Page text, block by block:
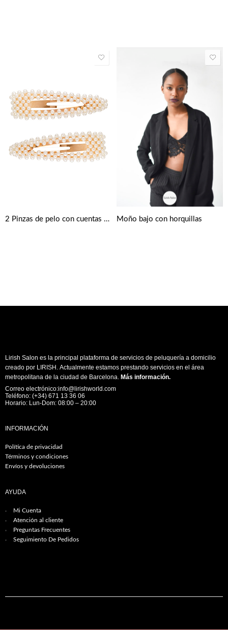
2 Pinzas de pelo con cuentas de perlas Moño bajo con horquillas
Lirish Salon es la principal plataforma de servicios de peluquería a domicilio
creado por LIRISH. Actualmente estamos prestando servicios en el área
metropolitana de la ciudad de Barcelona. Más información.
Correo electrónico:info@lirishworld.com
Teléfono: (+34) 671 13 36 06
Horario: Lun-Dom: 08:00 – 20:00
INFORMACIÓN
Política de privacidad
Términos y condiciones
Envíos y devoluciones
AYUDA
Mi Cuenta
Atención al cliente
Preguntas Frecuentes
Seguimiento De Pedidos